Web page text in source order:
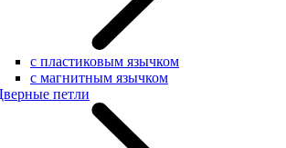
с пластиковым язычком
с магнитным язычком
петли